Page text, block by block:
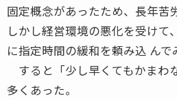
固定概念があったため、長年苦
しかし経営環境の悪化を受けて
に指定時間の緩和を頼み込 んで
すると「少し早くてもかまわ
多くあった。